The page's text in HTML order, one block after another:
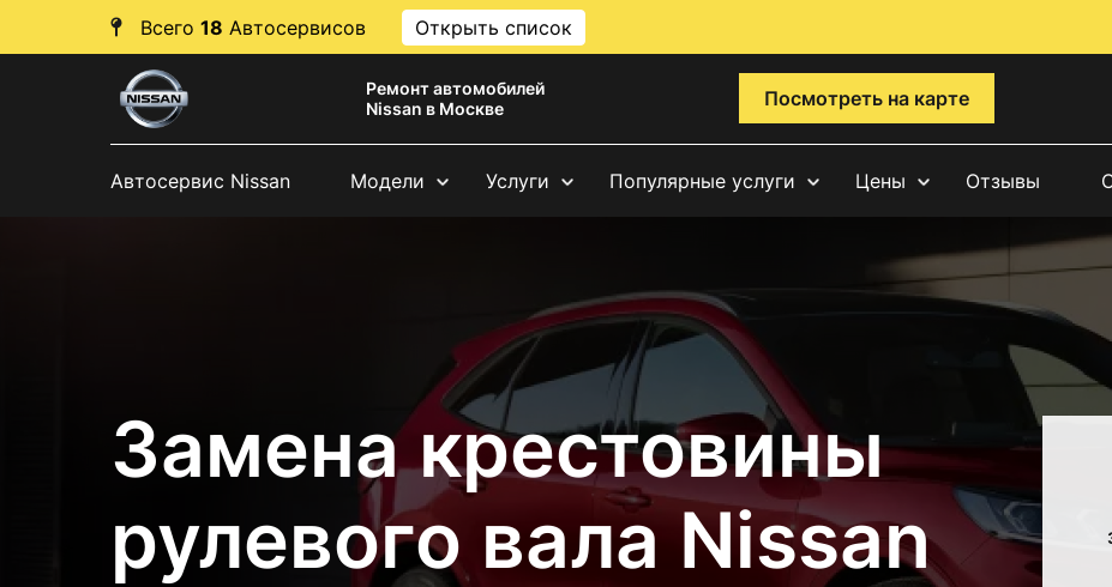
Всего 18 Автосервисов Открыть список
Ремонт автомобилей
Nissan в Москве
Посмотреть на карте
Автосервис Nissan Модели Услуги Популярные услуги Цены Отзывы
Замена крестовины
рулевого вала Nissan